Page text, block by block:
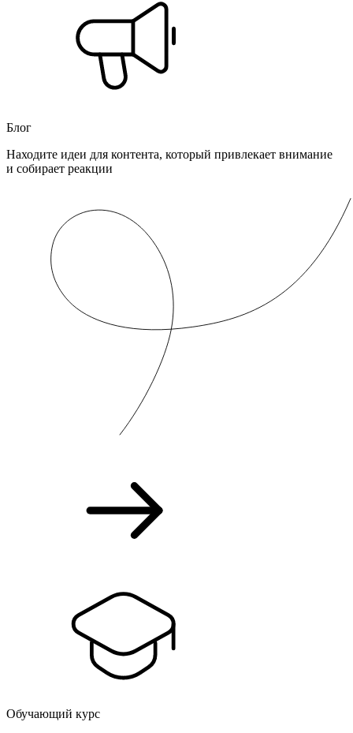
Блог
Находите идеи для контента, который привлекает внимание
и собирает реакции
Обучающий курс